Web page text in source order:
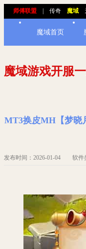
师傅联盟 传奇 魔域
魔域首页
魔域游戏开服
MT3换皮MH【梦晓
发布时间：2026-01-04 软